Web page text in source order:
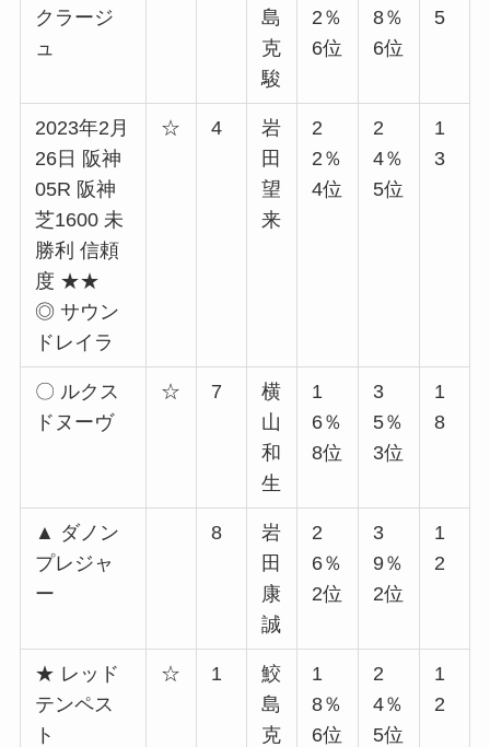
クラージ
ュ
島
克
駿
2％
6位
8％
6位
5
2023年2月
26日 阪神
05R 阪神
芝1600 未
勝利 信頼
度 ★★
◎ サウン
ドレイラ
☆ 4
岩
田
望
来
2
2％
4位
2
4％
5位
1
3
〇 ルクス
ドヌーヴ
☆ 7
横
山
和
生
1
6％
8位
3
5％
3位
1
8
▲ ダノン
プレジャ
ー
8
岩
田
康
誠
2
6％
2位
3
9％
2位
1
2
★ レッド
テンペス
ト
☆ 1
鮫
島
克
1
8％
6位
2
4％
5位
1
2